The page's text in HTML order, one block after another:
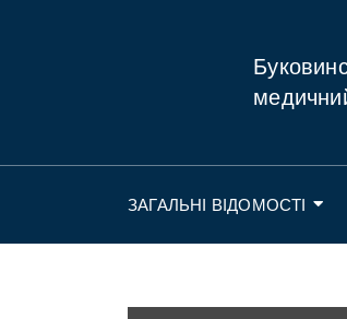
ЗАГАЛЬНІ ВІДОМОСТІ